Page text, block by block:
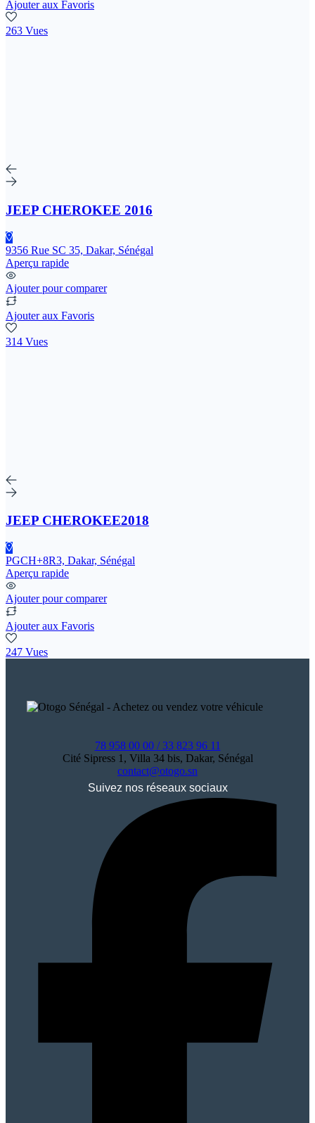
Ajouter aux Favoris
263 Vues
JEEP CHEROKEE 2016
9356 Rue SC 35, Dakar, Sénégal
Aperçu rapide
Ajouter pour comparer
Ajouter aux Favoris
314 Vues
JEEP CHEROKEE2018
PGCH+8R3, Dakar, Sénégal
Aperçu rapide
Ajouter pour comparer
Ajouter aux Favoris
247 Vues
78 958 00 00 / 33 823 96 11
Cité Sipress 1, Villa 34 bis, Dakar, Sénégal
contact@otogo.sn
Suivez nos réseaux sociaux